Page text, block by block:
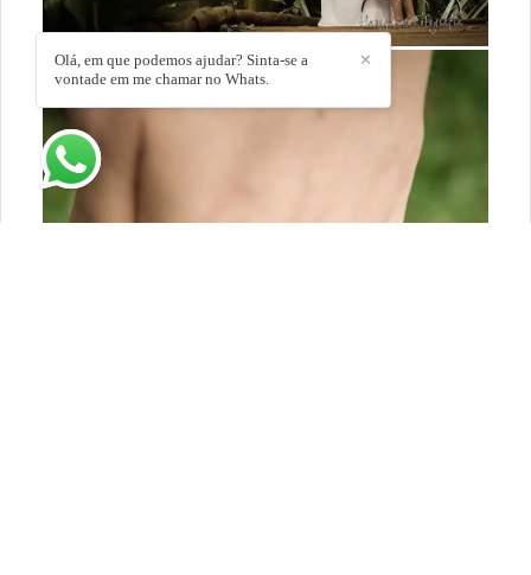
✕
Olá, em que podemos ajudar? Sinta-se a
vontade em me chamar no Whats.